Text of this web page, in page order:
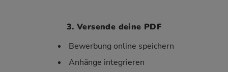
3. Versende deine PDF
Bewerbung online speichern
Anhänge integrieren